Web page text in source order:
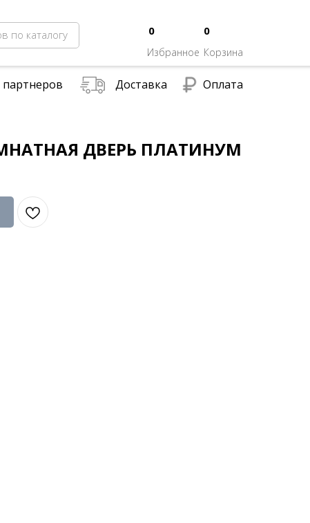
Доставка Оплата
Корзина
0
Избранное
0
по каталогу
ДВЕРЬ ПЛАТИНУМ